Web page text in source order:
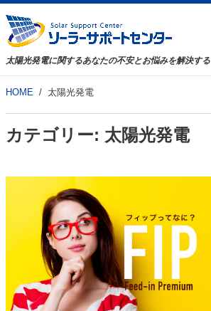
太陽光発電に関するあなたの不安とお悩みを解決する
HOME 太陽光発電
カテゴリー: 太陽光発電